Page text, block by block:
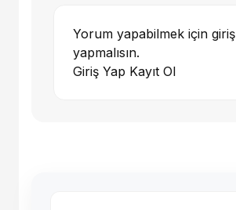
Yorum yapabilmek için giriş
yapmalısın.
Giriş Yap Kayıt Ol